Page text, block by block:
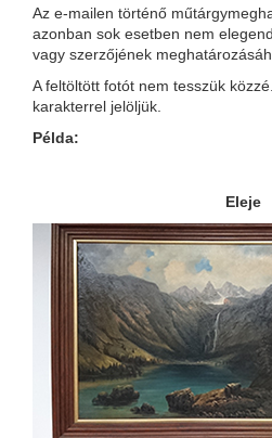
Az e-mailen történő
azonban sok esetben nem
vagy szerzőjének
A feltöltött fotót nem tesszük
karakterrel jelöljük.
Példa:
Eleje